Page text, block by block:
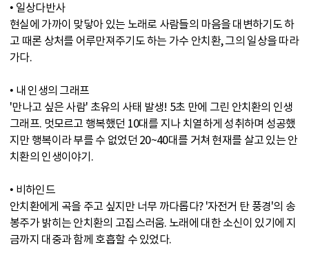
• 일상다반사
현실에 가까이 맞닿아 있는 노래로 사람들의 마음을 대변하기도 하
고 때론 상처를 어루만져주기도 하는 가수 안치환, 그의 일상을 따라
가다.
• 내 인생의 그래프
'만나고 싶은 사람' 초유의 사태 발생! 5초 만에 그린 안치환의 인생
그래프. 멋모르고 행복했던 10대를 지나 치열하게 성취하며 성공했
지만 행복이라 부를 수 없었던 20~40대를 거쳐 현재를 살고 있는 안
치환의 인생이야기.
• 비하인드
안치환에게 곡을 주고 싶지만 너무 까다롭다? '자전거 탄 풍경'의 송
봉주가 밝히는 안치환의 고집스러움. 노래에 대한 소신이 있기에 지
금까지 대중과 함께 호흡할 수 있었다.